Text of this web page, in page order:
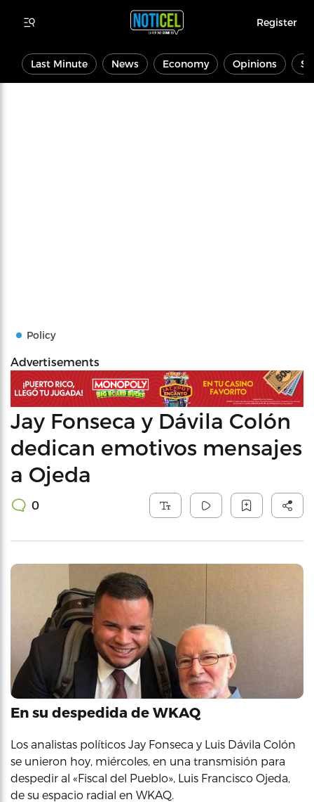
Register
Last Minute News Economy Opinions
Policy
Advertisements
Jay Fonseca y Dávila Colón
dedican emotivos mensajes
a Ojeda
0
En su despedida de WKAQ
Los analistas políticos Jay Fonseca y Luis Dávila Colón
se unieron hoy, miércoles, en una transmisión para
despedir al «Fiscal del Pueblo», Luis Francisco Ojeda,
de su espacio radial en WKAQ.